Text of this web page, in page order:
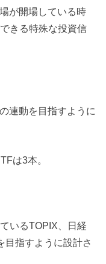
が開場している時
きる特殊な投資信
連動を目指すように
は3本。
いるTOPIX、日経
目指すように設計さ